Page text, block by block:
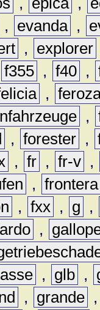
, evanda ,
, explorer
f355 , f40 ,
,
,
, forester ,
, fr , fr-v ,
, frontera
, fxx , g
,
,
, glb ,
, grande